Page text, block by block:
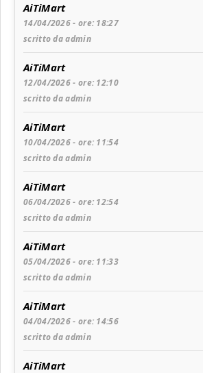
AiTiMart
14/04/2026 - ore: 18:27
scritto da admin
AiTiMart
12/04/2026 - ore: 12:10
scritto da admin
AiTiMart
10/04/2026 - ore: 11:54
scritto da admin
AiTiMart
06/04/2026 - ore: 12:54
scritto da admin
AiTiMart
05/04/2026 - ore: 11:33
scritto da admin
AiTiMart
04/04/2026 - ore: 14:56
scritto da admin
AiTiMart